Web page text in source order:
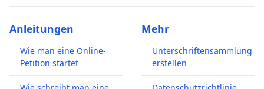
Anleitungen
Wie man eine Online-
Petition startet
Mehr
Unterschriftensammlung
erstellen